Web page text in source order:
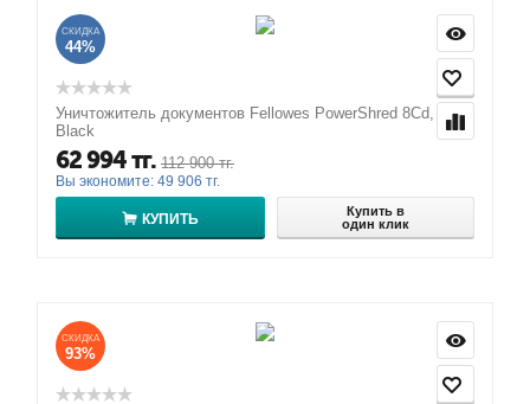
СКИДКА
44%
Уничтожитель документов Fellowes PowerShred 8Cd,
Black
62 994тг. 112 900 тг.
Вы экономите: 49 906 тг.
КУПИТЬ
Купить в
один клик
СКИДКА
93%